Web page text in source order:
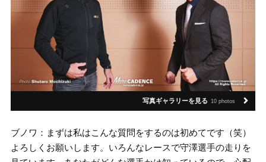
写真ギャラリーを見る 10 photos
ブノワ：まずは私はこんな質問をするのは初めてです（笑）
よろしくお願いします。いろんなレースで守澤選手の走りを